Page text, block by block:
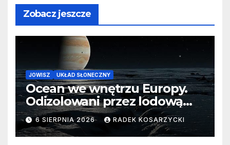
Zobacz jeszcze
JOWISZ UKŁAD SŁONECZNY
Ocean we wnętrzu Europy.
Odizolowani przez lodową
barierę
6 SIERPNIA 2026 RADEK KOSARZYCKI